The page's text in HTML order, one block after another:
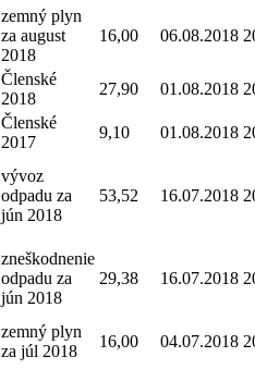
zemný plyn
za august
2018
16,00 06.08.2018
Členské
2018
27,90 01.08.2018
Členské
2017
9,10 01.08.2018
vývoz
odpadu za
jún 2018
53,52 16.07.2018
zneškodnenie
odpadu za
jún 2018
29,38 16.07.2018
zemný plyn
za júl 2018
16,00 04.07.2018